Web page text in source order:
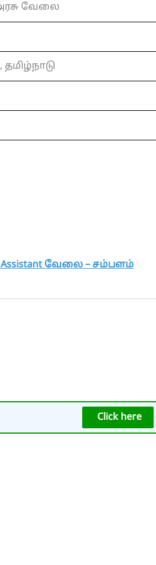
வேலை
Assistant வேலை – சம்பளம்
Click here